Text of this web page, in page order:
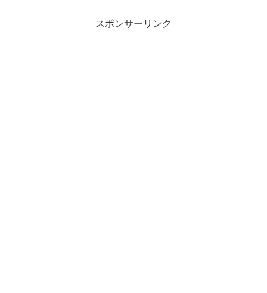
スポンサーリンク